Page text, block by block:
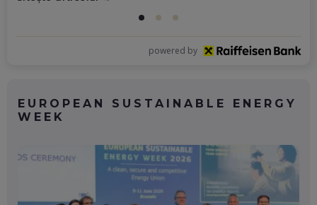
powered by
EUROPEAN SUSTAINABLE ENERGY
WEEK